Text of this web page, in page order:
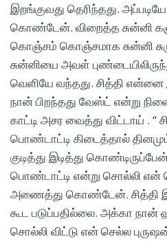
இறங்குவது தெரிந்தது. அப்படியே
கொண்டேன். விறைத்த சுன்னி
கொஞ்சம் கொஞ்சமாக சுன்னி
சுன்னியை அவள்
வெளியே வந்தது. சித்தி
நான் பிறந்தது வேஸ்ட் என்று
காட்டி அசர வைத்து விட்டாய் . “
பொண்டாட்டி கிடைத்தால்
குடித்து இடித்து
பொண்டாட்டி என்று சொல்லி என்
அணைத்து கொண்டேன். சித்தி
கூட படுப்பதில்லை. அக்கா நான்
சொல்லி விட்டு என் செல்ல